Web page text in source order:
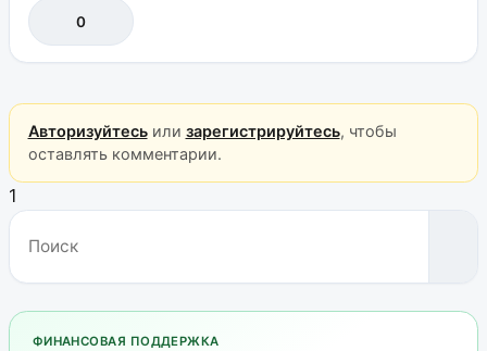
0
Авторизуйтесьили зарегистрируйтесь, чтобы
оставлять комментарии.
1
ФИНАНСОВАЯ ПОДДЕРЖКА